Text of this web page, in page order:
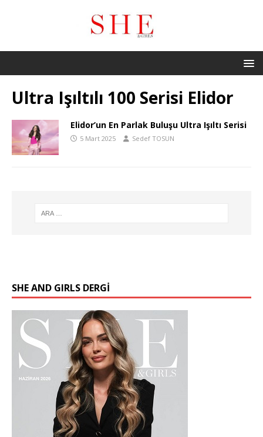
Ultra Işıltılı 100 Serisi Elidor
Elidor’un En Parlak Buluşu Ultra Işıltı Serisi
5 Mart 2025 Sedef TOSUN
SHE AND GIRLS DERGİ